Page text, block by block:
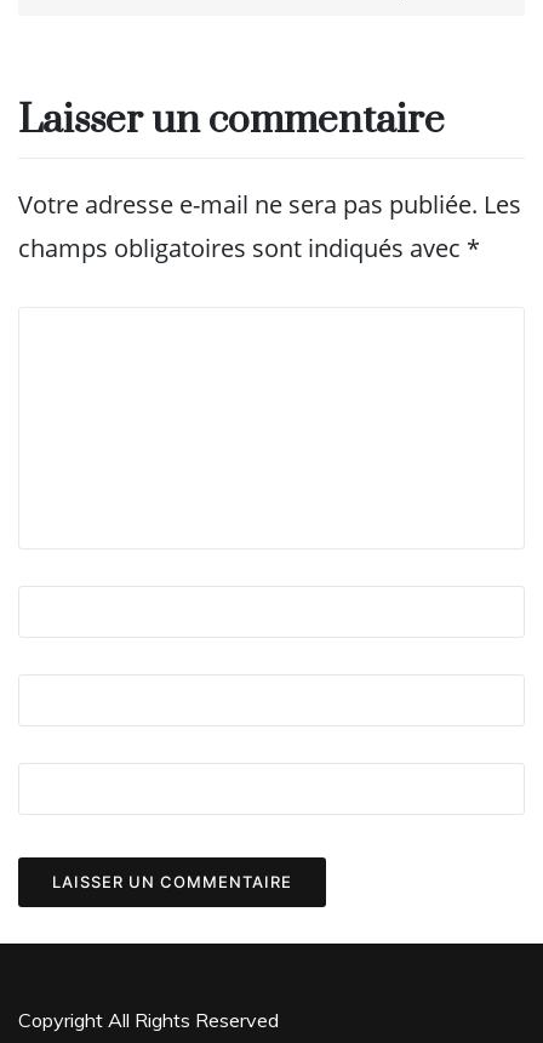
Laisser un commentaire
Votre adresse e-mail ne sera pas publiée. Les
champs obligatoires sont indiqués avec *
Copyright All Rights Reserved